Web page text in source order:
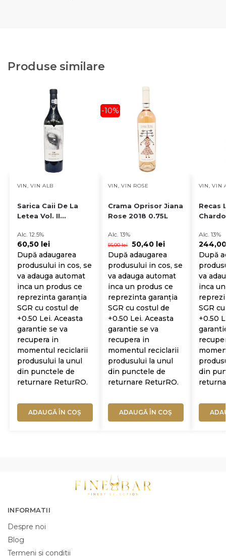
Produse similare
VIN,VIN ALB
Sarica Caii De La
Letea Vol. II
Fume 0.75L
Alc. 12.5%
60,50 lei
După adaugarea
produsului in cos, se
va adauga automat
inca un produs ce
reprezinta garanția
SGR cu costul de
+0.50 Lei. Aceasta
garantie se va
recupera in
momentul reciclarii
produsului la unul
din punctele de
returnare ReturRO.
ADAUGĂ ÎN COȘ
-10%
VIN,VIN ROSE
Crama Oprisor Jiana
Rose 2018 0.75L
Alc. 13%
56,00lei 50,40 lei
După adaugarea
produsului in cos, se
va adauga automat
inca un produs ce
reprezinta garanția
SGR cu costul de
+0.50 Lei. Aceasta
garantie se va
recupera in
momentul reciclarii
produsului la unul
din punctele de
returnare ReturRO.
ADAUGĂ ÎN COȘ
VIN,VIN
Recas
Alc. 13%
După
va
inca
SGR
+0.50
din
INFORMATII
Despre noi
Blog
Termeni si conditii